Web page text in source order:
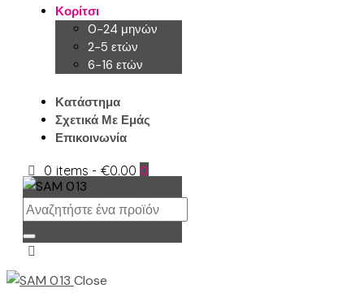
Κορίτσι
0-24 μηνών
2-5 ετών
6-16 ετών
Κατάστημα
Σχετικά Με Εμάς
Επικοινωνία
0 items - €0.00 0
Close